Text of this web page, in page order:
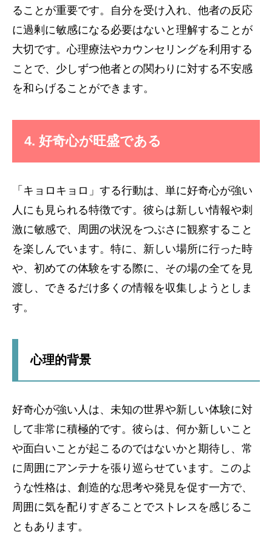
ることが重要です。自分を受け入れ、他者の反応
に過剰に敏感になる必要はないと理解することが
大切です。心理療法やカウンセリングを利用する
ことで、少しずつ他者との関わりに対する不安感
を和らげることができます。
4. 好奇心が旺盛である
「キョロキョロ」する行動は、単に好奇心が強い
人にも見られる特徴です。彼らは新しい情報や刺
激に敏感で、周囲の状況をつぶさに観察すること
を楽しんでいます。特に、新しい場所に行った時
や、初めての体験をする際に、その場の全てを見
渡し、できるだけ多くの情報を収集しようとしま
す。
心理的背景
好奇心が強い人は、未知の世界や新しい体験に対
して非常に積極的です。彼らは、何か新しいこと
や面白いことが起こるのではないかと期待し、常
に周囲にアンテナを張り巡らせています。このよ
うな性格は、創造的な思考や発見を促す一方で、
周囲に気を配りすぎることでストレスを感じるこ
ともあります。